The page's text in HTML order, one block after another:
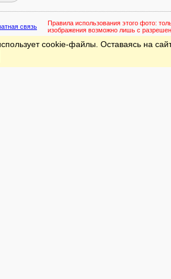
связь Правила использования этого фото:
изображения возможно лишь с
cookie-файлы. Оставаясь на